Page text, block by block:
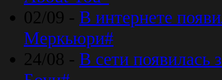
02/09 - В интернете
Меркьюри#
24/08 - В сети появилась